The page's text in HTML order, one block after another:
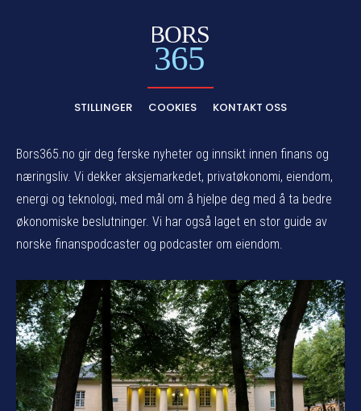
BORS
365
STILLINGER COOKIES KONTAKT OSS
Bors365.no gir deg ferske nyheter og innsikt innen finans og
næringsliv. Vi dekker aksjemarkedet, privatøkonomi, eiendom,
energi og teknologi, med mål om å hjelpe deg med å ta bedre
økonomiske beslutninger. Vi har også laget en stor guide av
norske finanspodcaster og podcaster om eiendom.